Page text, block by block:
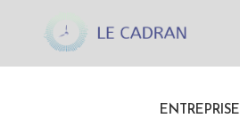
ENTREPRISE